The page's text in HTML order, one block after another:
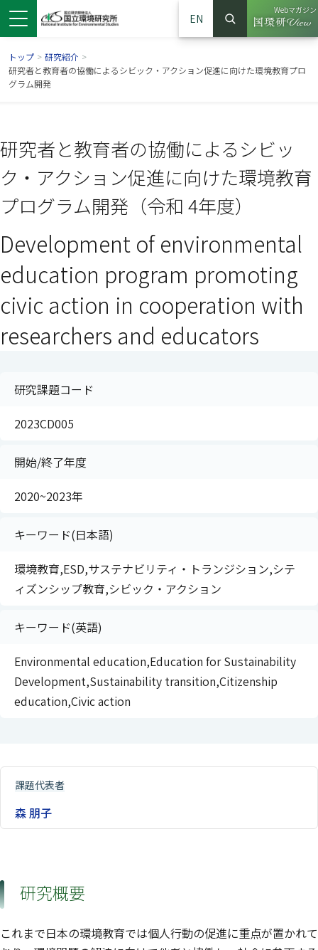
ドウで開きます）
ンドウで開きます）
ウインドウで開きます）
EN
サイト内検索
検索
Webマガジン
（別ウイ
トップ > 研究紹介 >
研究者と教育者の協働によるシビック・アクション促進に向けた環境教育プロ
グラム開発
研究者と教育者の協働によるシビッ
ク・アクション促進に向けた環境教育
プログラム開発（令和 4年度）
Development of environmental
education program promoting
civic action in cooperation with
researchers and educators
研究課題コード
2023CD005
開始/終了年度
2020~2023年
キーワード(日本語)
環境教育,ESD,サステナビリティ・トランジション,シテ
ィズンシップ教育,シビック・アクション
キーワード(英語)
Environmental education,Education for Sustainability
Development,Sustainability transition,Citizenship
education,Civic action
課題代表者
森 朋子
研究概要
これまで日本の環境教育では個人行動の促進に重点が置かれて